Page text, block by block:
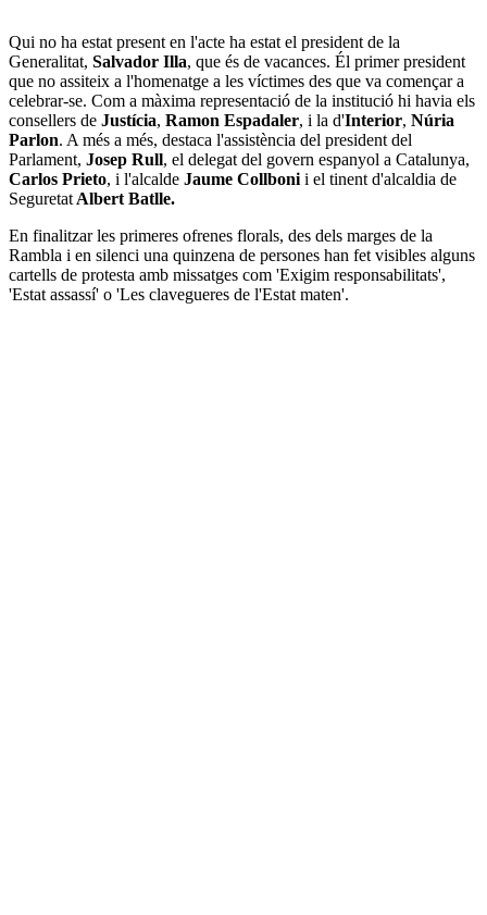
Qui no ha estat present en l'acte ha estat el president de la
Generalitat, Salvador Illa, que és de vacances. Él primer president
que no assiteix a l'homenatge a les víctimes des que va començar a
celebrar-se. Com a màxima representació de la institució hi havia els
consellers de Justícia, Ramon Espadaler, i la d'Interior, Núria
Parlon. A més a més, destaca l'assistència del president del
Parlament, Josep Rull, el delegat del govern espanyol a Catalunya,
Carlos Prieto, i l'alcalde Jaume Collboni i el tinent d'alcaldia de
Seguretat Albert Batlle.
En finalitzar les primeres ofrenes florals, des dels marges de la
Rambla i en silenci una quinzena de persones han fet visibles alguns
cartells de protesta amb missatges com 'Exigim responsabilitats',
'Estat assassí' o 'Les clavegueres de l'Estat maten'.